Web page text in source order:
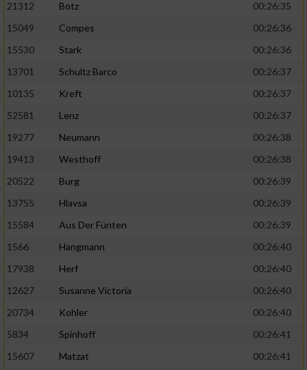
21312 Botz
00:26:35
15049
Compes
00:26:36
15530
Stark
00:26:36
13701
Schultz Barco
00:26:37
10135
Kreft
00:26:37
52581
Lenz
00:26:37
19277
Neumann
00:26:38
19413
Westhoff
00:26:38
20522
Burg
00:26:39
13755
Hlavsa
00:26:39
15584
Aus Der Fünten
00:26:39
1566
Hangmann
00:26:40
17938
Herf
00:26:40
12627
Susanne Victoria
00:26:40
20734
Kohler
00:26:40
5834
Spinhoff
00:26:41
15607
Matzat
00:26:41